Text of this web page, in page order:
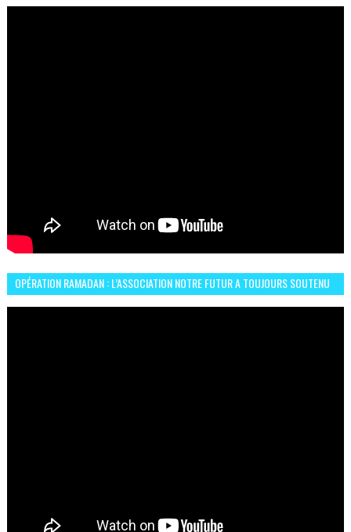
OPÉRATION RAMADAN : L’ASSOCIATION NOTRE FUTUR A TOUJOURS SOUTENU